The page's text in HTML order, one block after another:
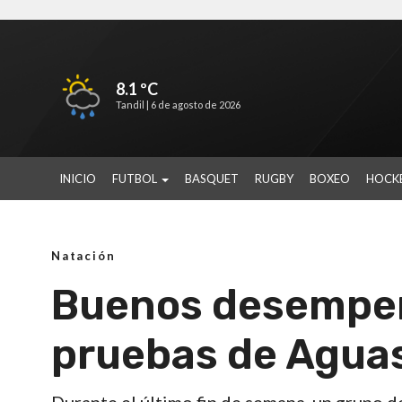
8.1 ºC
Tandil | 6 de agosto de 2026
INICIO FUTBOL BASQUET RUGBY BOXEO
Natación
Buenos
pruebas de